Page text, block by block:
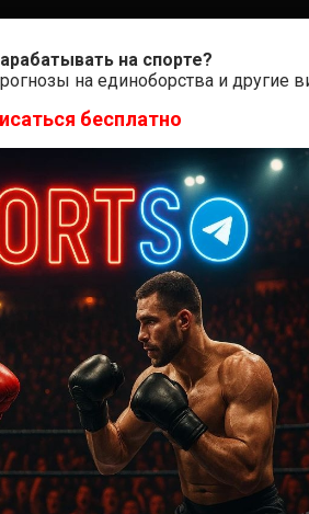
на спорте?
на единоборства и другие
бесплатно